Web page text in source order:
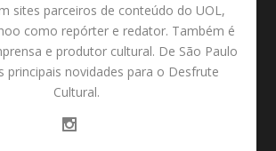
sites parceiros de conteúdo do UOL,
como repórter e redator. Também é
e produtor cultural. De São Paulo
principais novidades para o Desfrute
Cultural.